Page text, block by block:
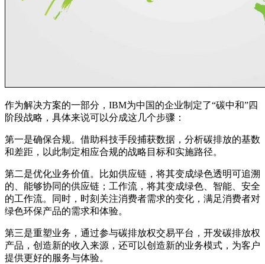
作为解决方案的一部分，IBM为中国的企业制定了“碳中和”四
阶段战略，具体来说可以分成这几个步骤：
第一是确保合规。借助科技手段捕获数据，分析碳排放的基数
和差距，以此制定相应合规的战略目标和实施路径。
第二是优化业务价值。比如供应链，将其变成绿色透明可追溯
的、能够协同的供应链；工作流，将其变成绿色、智能、安全
的工作流。同时，时刻关注消费者需求的变化，满足消费者对
绿色环保产品的需求和体验。
第三是重塑业务，通过参与碳排放权交易平台，开发碳排放权
产品，创造新的收入来源，还可以创造新的业务模式，为客户
提供更好的服务与体验。